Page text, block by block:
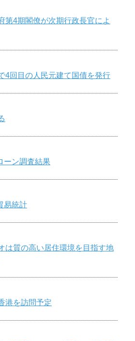
第4期閣僚が次期行政長官によ
4回目の人民元建て国債を発行
ーン調査結果
易統計
は質の高い居住環境を目指す地
港を訪問予定